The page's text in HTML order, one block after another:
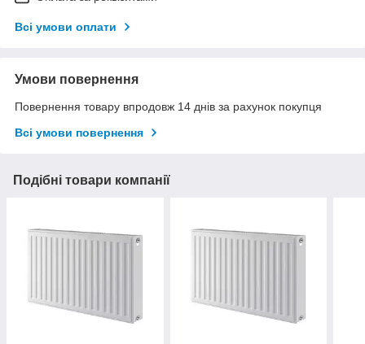
Всі умови оплати
Умови повернення
Повернення товару впродовж 14 днів за рахунок покупця
Всі умови повернення
Подібні товари компанії